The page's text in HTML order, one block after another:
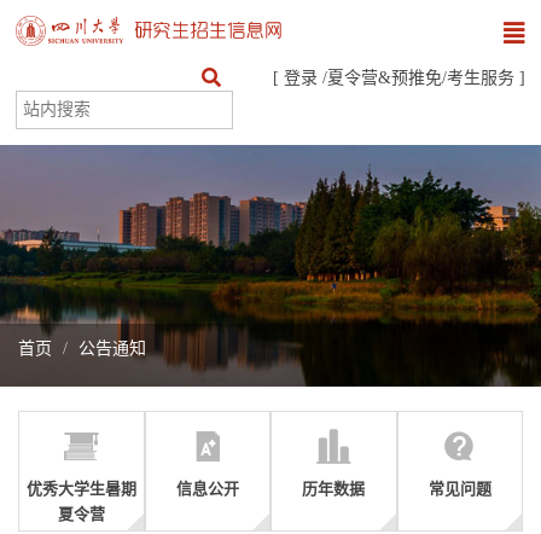
[ 登录 /夏令营&预推免/考生服务 ]
首页 公告通知
优秀大学生暑期
夏令营
信息公开 历年数据 常见问题